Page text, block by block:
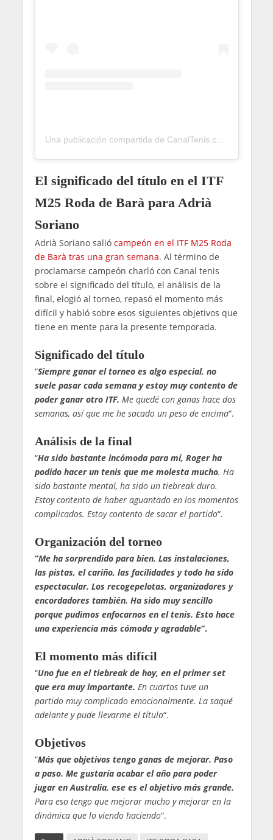
Una publicación compartida de CanalTenis.com 🎾 (@canaltenis)
El significado del título en el ITF
M25 Roda de Barà para Adrià
Soriano
Adrià Soriano salió campeón en el ITF M25 Roda
de Barà tras una gran semana. Al término de
proclamarse campeón charló con Canal tenis
sobre el significado del título, el análisis de la
final, elogió al torneo, repasó el momento más
difícil y habló sobre esos siguientes objetivos que
tiene en mente para la presente temporada.
Significado del título
“Siempre ganar el torneo es algo especial, no
suele pasar cada semana y estoy muy contento de
poder ganar otro ITF. Me quedé con ganas hace dos
semanas, así que me he sacado un peso de encima“.
Análisis de la final
“Ha sido bastante incómoda para mí, Roger ha
podido hacer un tenis que me molesta mucho. Ha
sido bastante mental, ha sido un tiebreak duro.
Estoy contento de haber aguantado en los momentos
complicados. Estoy contento de sacar el partido“.
Organización del torneo
“Me ha sorprendido para bien. Las instalaciones,
las pistas, el cariño, las facilidades y todo ha sido
espectacular. Los recogepelotas, organizadores y
encordadores también. Ha sido muy sencillo
porque pudimos enfocarnos en el tenis. Esto hace
una experiencia más cómoda y agradable“.
El momento más difícil
“Uno fue en el tiebreak de hoy, en el primer set
que era muy importante. En cuartos tuve un
partido muy complicado emocionalmente. La saqué
adelante y pude llevarme el título“.
Objetivos
“Más que objetivos tengo ganas de mejorar. Paso
a paso. Me gustaría acabar el año para poder
jugar en Australia, ese es el objetivo más grande.
Para eso tengo que mejorar mucho y mejorar en la
dinámica que lo viendo haciendo“.